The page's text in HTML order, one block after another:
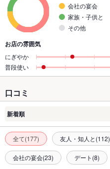
会社の宴会
家族・子供と
その他
お店の雰囲気
にぎやか
普段使い
口コミ
全て(177) 友人・知人と(112)
会社の宴会(23) デート(8)